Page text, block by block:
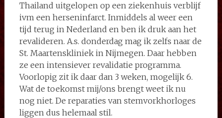
Thailand uitgelopen op een ziekenhuis verblijf
ivm een herseninfarct. Inmiddels al weer een
tijd terug in Nederland en ben ik druk aan het
revalideren. A.s. donderdag mag ik zelfs naar de
St. Maartenskliniek in Nijmegen. Daar hebben
ze een intensiever revalidatie programma.
Voorlopig zit ik daar dan 3 weken, mogelijk 6.
Wat de toekomst mij/ons brengt weet ik nu
nog niet. De reparaties van stemvorkhorloges
liggen dus helemaal stil.